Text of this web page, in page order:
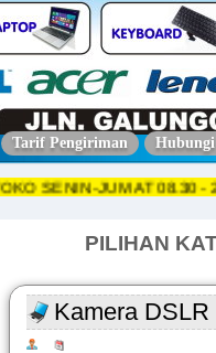
Tarif Pengiriman
TOKO SENIN-JUMAT
PILIHAN
Kamera